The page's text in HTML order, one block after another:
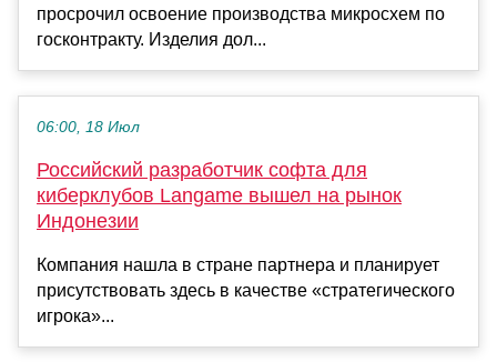
просрочил освоение производства микросхем по
госконтракту. Изделия дол...
06:00, 18 Июл
Российский разработчик софта для
киберклубов Langame вышел на рынок
Индонезии
Компания нашла в стране партнера и планирует
присутствовать здесь в качестве «стратегического
игрока»...